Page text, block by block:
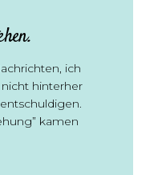
ich
hinterher
kamen